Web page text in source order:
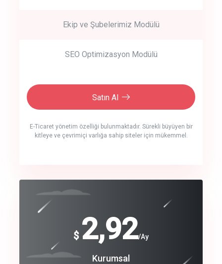
Ekip ve Şubelerimiz Modülü
SEO Optimizasyon Modülü
Satın Al
E-Ticaret yönetim özelliği bulunmaktadır. Sürekli büyüyen bir
kitleye ve çevrimiçi varlığa sahip siteler için mükemmel.
crm auto cync
track energy costs
$ 2,92/Ay
Kurumsal
$
240
Coroprate